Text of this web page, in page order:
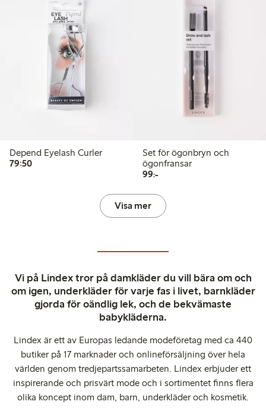
Depend Eyelash Curler
79:5079,50 kr
Set för ögonbryn och
ögonfransar
99:-99,00 kr
Visa mer
Vi på Lindex tror på damkläder du vill bära om och
om igen, underkläder för varje fas i livet, barnkläder
gjorda för oändlig lek, och de bekvämaste
babykläderna.
Lindex är ett av Europas ledande modeföretag med ca 440
butiker på 17 marknader och onlineförsäljning över hela
världen genom tredjepartssamarbeten. Lindex erbjuder ett
inspirerande och prisvärt mode och i sortimentet finns flera
olika koncept inom dam, barn, underkläder och kosmetik.